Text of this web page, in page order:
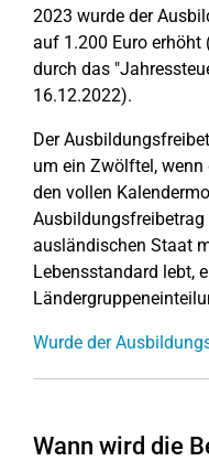
2023 wurde der
auf 1.200 Euro erhöht
durch das
16.12.2022).
Der
um ein Zwölftel,
den vollen
Ausbildungsfreibetrag
ausländischen Staat
Lebensstandard lebt,
Wurde der
Wann wird die